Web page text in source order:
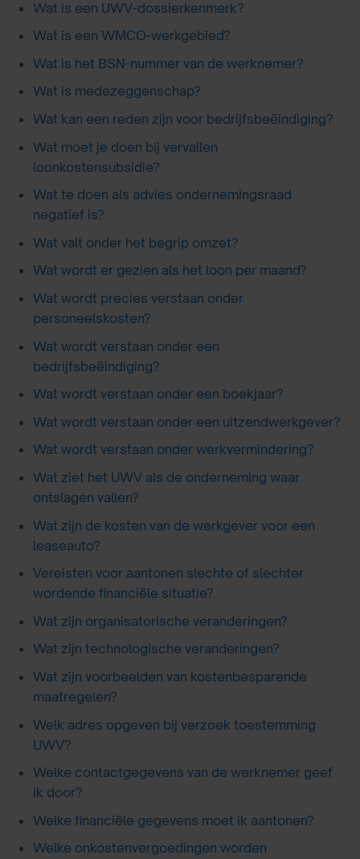
Wat is een UWV-dossierkenmerk?
Wat is een WMCO-werkgebied?
Wat is het BSN-nummer van de werknemer?
Wat is medezeggenschap?
Wat kan een reden zijn voor bedrijfsbeëindiging?
Wat moet je doen bij vervallen
loonkostensubsidie?
Wat te doen als advies ondernemingsraad
negatief is?
Wat valt onder het begrip omzet?
Wat wordt er gezien als het loon per maand?
Wat wordt precies verstaan onder
personeelskosten?
Wat wordt verstaan onder een
bedrijfsbeëindiging?
Wat wordt verstaan onder een boekjaar?
Wat wordt verstaan onder een uitzendwerkgever?
Wat wordt verstaan onder werkvermindering?
Wat ziet het UWV als de onderneming waar
ontslagen vallen?
Wat zijn de kosten van de werkgever voor een
leaseauto?
Vereisten voor aantonen slechte of slechter
wordende financiële situatie?
Wat zijn organisatorische veranderingen?
Wat zijn technologische veranderingen?
Wat zijn voorbeelden van kostenbesparende
maatregelen?
Welk adres opgeven bij verzoek toestemming
UWV?
Welke contactgegevens van de werknemer geef
ik door?
Welke financiële gegevens moet ik aantonen?
Welke onkostenvergoedingen worden